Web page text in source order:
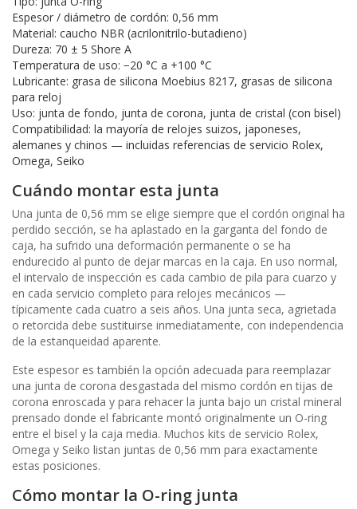
Espesor / diámetro de cordón: 0,56 mm
Material: caucho NBR (acrilonitrilo-butadieno)
Dureza: 70 ± 5 Shore A
Temperatura de uso: −20 °C a +100 °C
Lubricante: grasa de silicona Moebius 8217, grasas de silicona
para reloj
Uso: junta de fondo, junta de corona, junta de cristal (con bisel)
Compatibilidad: la mayoría de relojes suizos, japoneses,
alemanes y chinos — incluidas referencias de servicio Rolex,
Omega, Seiko
Cuándo montar esta junta
Una junta de 0,56 mm se elige siempre que el cordón original ha
perdido sección, se ha aplastado en la garganta del fondo de
caja, ha sufrido una deformación permanente o se ha
endurecido al punto de dejar marcas en la caja. En uso normal,
el intervalo de inspección es cada cambio de pila para cuarzo y
en cada servicio completo para relojes mecánicos —
típicamente cada cuatro a seis años. Una junta seca, agrietada
o retorcida debe sustituirse inmediatamente, con independencia
de la estanqueidad aparente.
Este espesor es también la opción adecuada para reemplazar
una junta de corona desgastada del mismo cordón en tijas de
corona enroscada y para rehacer la junta bajo un cristal mineral
prensado donde el fabricante montó originalmente un O-ring
entre el bisel y la caja media. Muchos kits de servicio Rolex,
Omega y Seiko listan juntas de 0,56 mm para exactamente
estas posiciones.
Cómo montar la O-ring junta